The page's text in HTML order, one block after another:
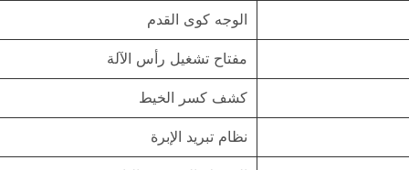
الوجه كوى القدم
مفتاح تشغيل رأس الآلة
كشف كسر الخيط
نظام تبريد الإبرة